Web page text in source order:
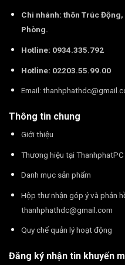
Chi nhánh: thôn Trúc Động,
Phòng.
Hotline: 0934.335.792
Hotline: 02203.55.99.00
Email:
Thông tin chung
Giới thiệu
Thương hiệu tại ThanhphatPC
Danh mục sản phẩm
Hộp thư nhận góp ý và phản
thanhphathdc@gmail.com
Quy chế quản lý hoạt động
Đăng ký nhận tin khuyến